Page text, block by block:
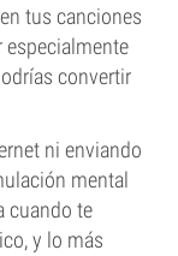
tus canciones
especialmente
convertir
ni enviando
mental
cuando te
y lo más